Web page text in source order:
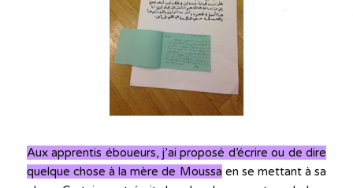
Aux apprentis éboueurs, j’ai proposé d’écrire ou de dire
quelque chose à la mère de Moussa en se mettant à sa